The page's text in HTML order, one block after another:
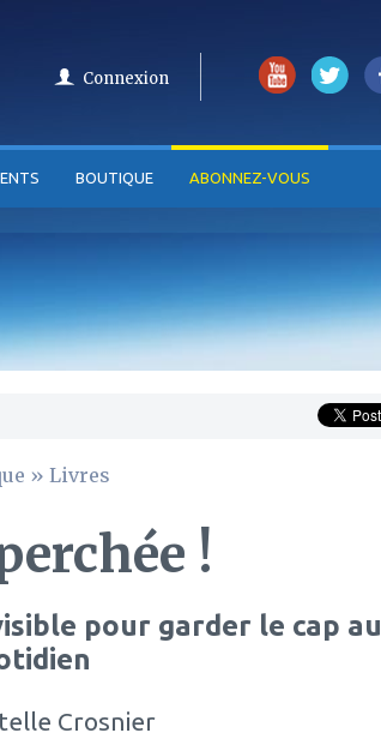
Connexion
BOUTIQUE ABONNEZ-VOUS
» Livres
!
pour garder le cap au
Crosnier